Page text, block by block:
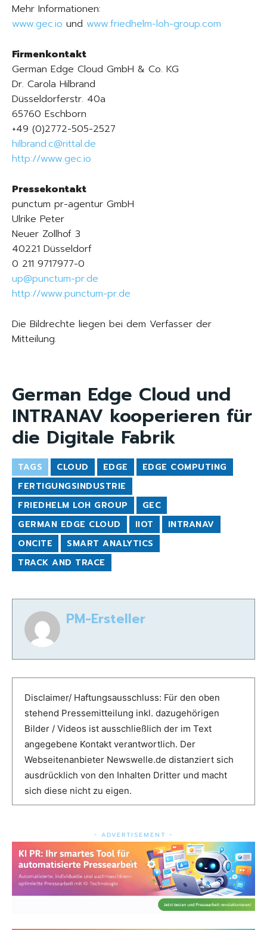
Mehr Informationen:
www.gec.io und www.friedhelm-loh-group.com
Firmenkontakt
German Edge Cloud GmbH & Co. KG
Dr. Carola Hilbrand
Düsseldorferstr. 40a
65760 Eschborn
+49 (0)2772-505-2527
hilbrand.c@rittal.de
http://www.gec.io
Pressekontakt
punctum pr-agentur GmbH
Ulrike Peter
Neuer Zollhof 3
40221 Düsseldorf
0 211 9717977-0
up@punctum-pr.de
http://www.punctum-pr.de
Die Bildrechte liegen bei dem Verfasser der
Mitteilung.
German Edge Cloud und
INTRANAV kooperieren für
die Digitale Fabrik
TAGS CLOUD EDGE
EDGE COMPUTING
FERTIGUNGSINDUSTRIE
FRIEDHELM LOH GROUP
GEC
GERMAN EDGE CLOUD
IIOT
INTRANAV
ONCITE
SMART ANALYTICS
TRACK AND TRACE
PM-Ersteller
Disclaimer/ Haftungsausschluss: Für den oben
stehend Pressemitteilung inkl. dazugehörigen
Bilder / Videos ist ausschließlich der im Text
angegebene Kontakt verantwortlich. Der
Webseitenanbieter Newswelle.de distanziert sich
ausdrücklich von den Inhalten Dritter und macht
sich diese nicht zu eigen.
- ADVERTISEMENT -